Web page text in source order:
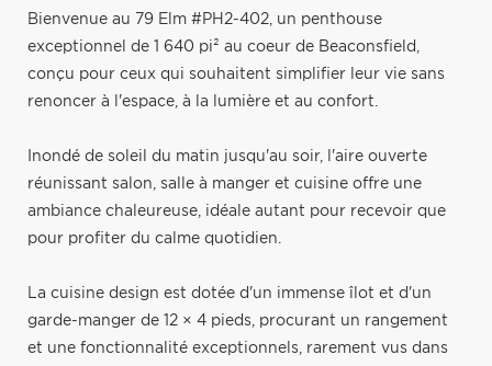
Bienvenue au 79 Elm #PH2-402, un penthouse
exceptionnel de 1 640 pi² au coeur de Beaconsfield,
conçu pour ceux qui souhaitent simplifier leur vie sans
renoncer à l'espace, à la lumière et au confort.
Inondé de soleil du matin jusqu'au soir, l'aire ouverte
réunissant salon, salle à manger et cuisine offre une
ambiance chaleureuse, idéale autant pour recevoir que
pour profiter du calme quotidien.
La cuisine design est dotée d'un immense îlot et d'un
garde-manger de 12 × 4 pieds, procurant un rangement
et une fonctionnalité exceptionnels, rarement vus dans